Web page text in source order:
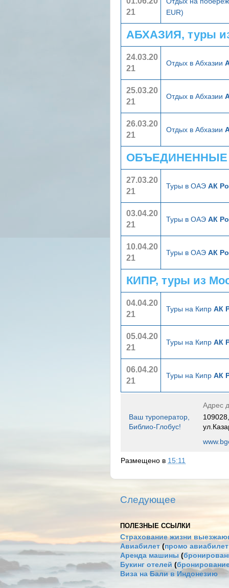
21
EUR)
АБХАЗИЯ, туры
24.03.20
21
Отдых в Абхазии
25.03.20
21
Отдых в Абхазии
26.03.20
21
Отдых в Абхазии
ОБЪЕДИНЕННЫЕ
27.03.20
21
Туры в ОАЭ АК
03.04.20
21
Туры в ОАЭ АК
10.04.20
21
Туры в ОАЭ АК
КИПР, туры из
04.04.20
21
Туры на Кипр АК
05.04.20
21
Туры на Кипр АК
06.04.20
21
Туры на Кипр АК
Адрес
Ваш туроператор,
Библио-Глобус!
Размещено в 15:11
Следующее
ПОЛЕЗНЫЕ ССЫЛКИ
Страхование жизни
Авиабилет (промо
Аренда машины (
Букинг отелей (
Виза на Бали в Индонезию